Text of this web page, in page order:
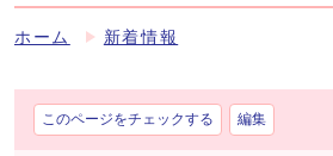
ホーム 新着情報
このページをチェックする 編集